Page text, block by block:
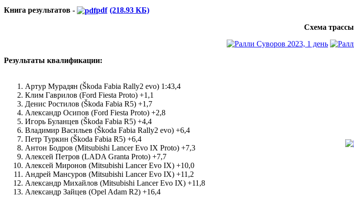
Книга результатов - pdf (218.93 КБ)
Схема трассы
Результаты квалификации:
Артур Мурадян (Škoda Fabia Rally2 evo) 1:43,4
Клим Гаврилов (Ford Fiesta Proto) +1,1
Денис Ростилов (Škoda Fabia R5) +1,7
Александр Осипов (Ford Fiesta Proto) +2,8
Игорь Буланцев (Škoda Fabia R5) +4,4
Владимир Васильев (Škoda Fabia Rally2 evo) +6,4
Петр Туркин (Škoda Fabia R5) +6,4
Антон Бодров (Mitsubishi Lancer Evo IX Proto) +7,3
Алексей Петров (LADA Granta Proto) +7,7
Алексей Миронов (Mitsubishi Lancer Evo IX) +10,0
Андрей Мансуров (Mitsubishi Lancer Evo IX) +11,2
Александр Михайлов (Mitsubishi Lancer Evo IX) +11,8
Александр Зайцев (Opel Adam R2) +16,4